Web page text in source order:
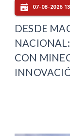
07-08-2026
DESDE
CON